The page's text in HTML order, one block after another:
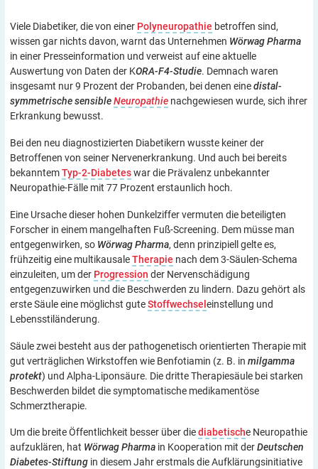
Viele Diabetiker, die von einer Polyneuropathie betroffen sind,
wissen gar nichts davon, warnt das Unternehmen Wörwag Pharma
in einer Presseinformation und verweist auf eine aktuelle
Auswertung von Daten der KORA-F4-Studie. Demnach waren
insgesamt nur 9 Prozent der Probanden, bei denen einedistal-
symmetrische sensibleNeuropathie nachgewiesen wurde, sich ihrer
Erkrankung bewusst.
Bei den neu diagnostizierten Diabetikern wusste keiner der
Betroffenen von seiner Nervenerkrankung. Und auch bei bereits
bekanntemTyp-2-Diabeteswar die Prävalenz unbekannter
Neuropathie-Fälle mit 77 Prozent erstaunlich hoch.
Eine Ursache dieser hohen Dunkelziffer vermuten die beteiligten
Forscher in einem mangelhaften Fuß-Screening. Dem müsse man
entgegenwirken, so Wörwag Pharma, denn prinzipiell gelte es,
frühzeitig eine multikausaleTherapie nach dem 3-Säulen-Schema
einzuleiten, um der Progression der Nervenschädigung
entgegenzuwirken und die Beschwerden zu lindern. Dazu gehört als
erste Säule eine möglichst guteStoffwechsel einstellung und
Lebensstiländerung.
Säule zwei besteht aus der pathogenetisch orientierten Therapie mit
gut verträglichen Wirkstoffen wie Benfotiamin (z. B. in milgamma
protekt) und Alpha-Liponsäure. Die dritte Therapiesäule bei starken
Beschwerden bildet die symptomatische medikamentöse
Schmerztherapie.
Um die breite Öffentlichkeit besser über diediabetische Neuropathie
aufzuklären, hat Wörwag Pharma in Kooperation mit derDeutschen
Diabetes-Stiftung in diesem Jahr erstmals die Aufklärungsinitiative